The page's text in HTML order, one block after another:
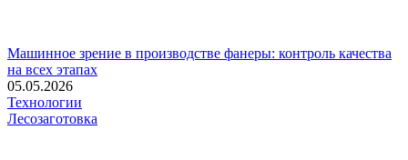
Машинное зрение в производстве фанеры: контроль качества
на всех этапах
05.05.2026
Технологии
Лесозаготовка